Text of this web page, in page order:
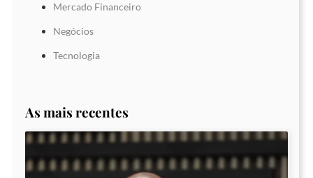
Mercado Financeiro
Negócios
Tecnologia
As mais recentes